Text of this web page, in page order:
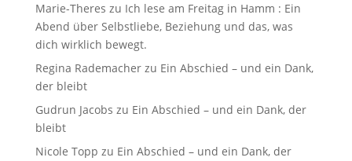
Marie-Theres zu Ich lese am Freitag in Hamm : Ein
Abend über Selbstliebe, Beziehung und das, was
dich wirklich bewegt.
Regina Rademacherzu Ein Abschied – und ein Dank,
der bleibt
Gudrun Jacobs zu Ein Abschied – und ein Dank, der
bleibt
Nicole Topp zu Ein Abschied – und ein Dank, der